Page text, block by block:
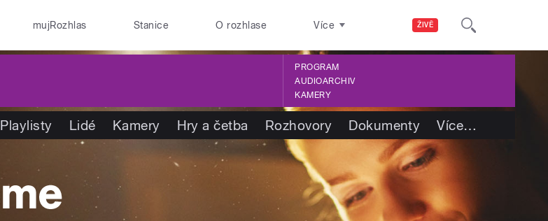
ŽIVĚ
mujRozhlas Stanice O rozhlase Více
PROGRAM
AUDIOARCHIV
KAMERY
Playlisty Lidé Kamery Hry a četba Rozhovory Dokumenty Více…